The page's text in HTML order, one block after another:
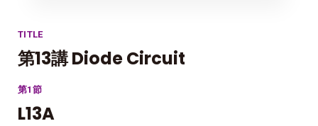
TITLE
第13講 Diode Circuit
第1節
L13A